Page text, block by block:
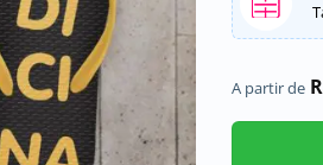
A partir de